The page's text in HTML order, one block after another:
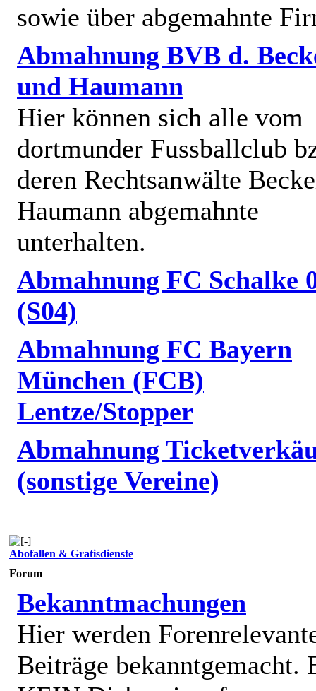
sowie über abgemahnte
Abmahnung BVB d.
und Haumann
Hier können sich alle vom
dortmunder Fussballclub
deren Rechtsanwälte
Haumann abgemahnte
unterhalten.
Abmahnung FC Schalke
(S04)
Abmahnung FC Bayern
München (FCB)
Lentze/Stopper
Abmahnung
(sonstige Vereine)
Abofallen & Gratisdienste
Forum
Bekanntmachungen
Hier werden
Beiträge bekanntgemacht.